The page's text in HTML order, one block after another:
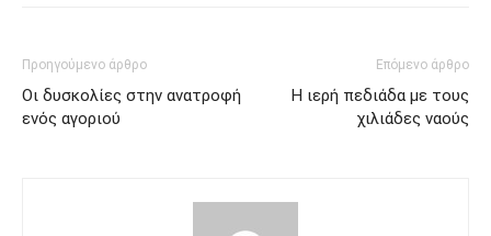
Προηγούμενο άρθρο
Οι δυσκολίες στην ανατροφή
ενός αγοριού
Επόμενο άρθρο
Η ιερή πεδιάδα με τους
χιλιάδες ναούς